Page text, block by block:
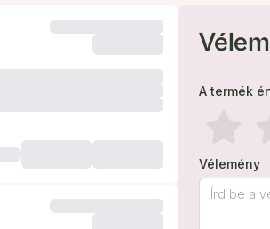
A termék
Vélemény